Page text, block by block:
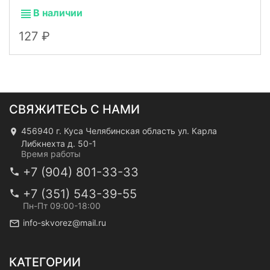
В наличии
127
СВЯЖИТЕСЬ С НАМИ
456940 г. Куса Челябинская область ул. Карла
Либкнехта д. 50-1
Время работы
+7 (904) 801-33-33
+7 (351) 543-39-55
Пн-Пт 09:00-18:00
info-skvorez@mail.ru
КАТЕГОРИИ